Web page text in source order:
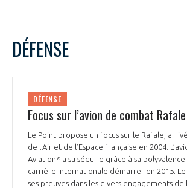
DÉFENSE
DÉFENSE
Focus sur l’avion de combat Rafale
Le Point propose un focus sur le Rafale,
de l'Air et de l’Espace française en 2004.
Aviation* a su séduire grâce à sa polyvalence
carrière internationale démarrer en 2015.
ses preuves dans les divers engagements de